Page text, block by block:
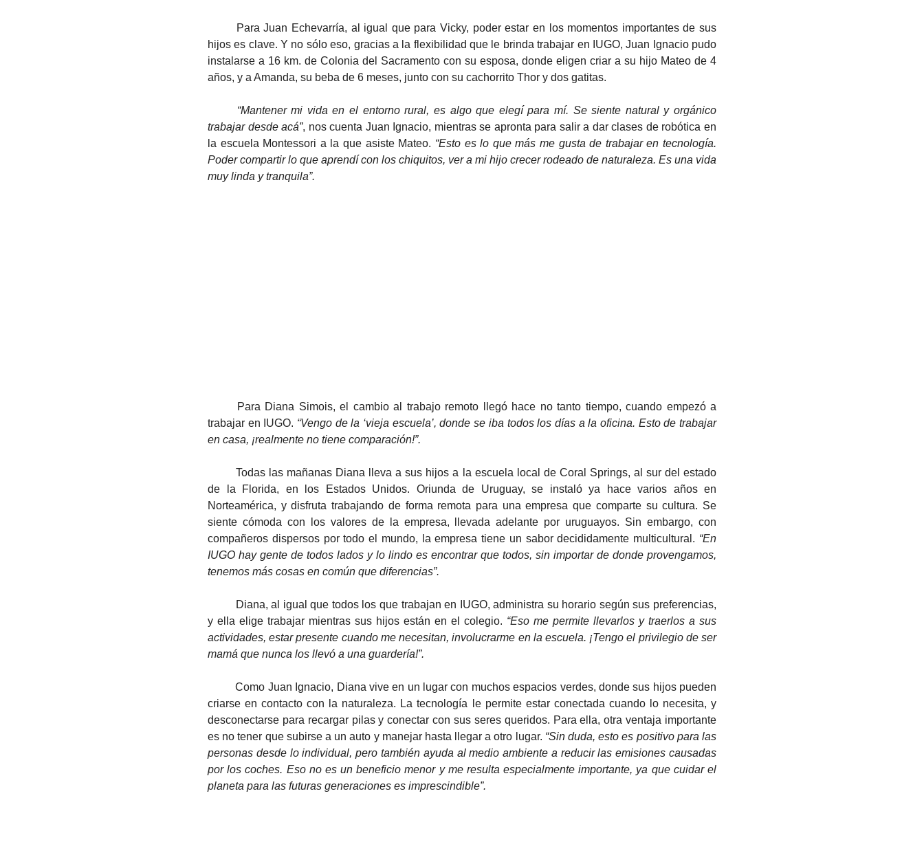
hijos es clave. Y no sólo eso, gracias a la flexibilidad que le brinda trabajar en IUGO, Juan Ignacio pudo
instalarse a 16 km. de Colonia del Sacramento con su esposa, donde eligen criar a su hijo Mateo de 4
años, y a Amanda, su beba de 6 meses, junto con su cachorrito Thor y dos gatitas.
“Mantener mi vida en el entorno rural, es algo que elegí para mí. Se siente natural y orgánico
trabajar desde acá”, nos cuenta Juan Ignacio, mientras se apronta para salir a dar clases de robótica en
la escuela Montessori a la que asiste Mateo. “Esto es lo que más me gusta de trabajar en tecnología.
Poder compartir lo que aprendí con los chiquitos, ver a mi hijo crecer rodeado de naturaleza. Es una vida
muy linda y tranquila”.
trabajar en IUGO. “Vengo de la ‘vieja escuela’, donde se iba todos los días a la oficina. Esto de trabajar
en casa, ¡realmente no tiene comparación!”.
	Todas las mañanas Diana lleva a sus hijos a la escuela local de Coral Springs, al sur del estado
de la Florida, en los Estados Unidos. Oriunda de Uruguay, se instaló ya hace varios años en
Norteamérica, y disfruta trabajando de forma remota para una empresa que comparte su cultura. Se
siente cómoda con los valores de la empresa, llevada adelante por uruguayos. Sin embargo, con
compañeros dispersos por todo el mundo, la empresa tiene un sabor decididamente multicultural. “En
IUGO hay gente de todos lados y lo lindo es encontrar que todos, sin importar de donde provengamos,
tenemos más cosas en común que diferencias”.
y ella elige trabajar mientras sus hijos están en el colegio. “Eso me permite llevarlos y traerlos a sus
actividades, estar presente cuando me necesitan, involucrarme en la escuela. ¡Tengo el privilegio de ser
mamá que nunca los llevó a una guardería!”.
	Como Juan Ignacio, Diana vive en un lugar con muchos espacios verdes, donde sus hijos pueden
criarse en contacto con la naturaleza. La tecnología le permite estar conectada cuando lo necesita, y
desconectarse para recargar pilas y conectar con sus seres queridos. Para ella, otra ventaja importante
es no tener que subirse a un auto y manejar hasta llegar a otro lugar. “Sin duda, esto es positivo para las
personas desde lo individual, pero también ayuda al medio ambiente a reducir las emisiones causadas
por los coches. Eso no es un beneficio menor y me resulta especialmente importante, ya que cuidar el
planeta para las futuras generaciones es imprescindible”.